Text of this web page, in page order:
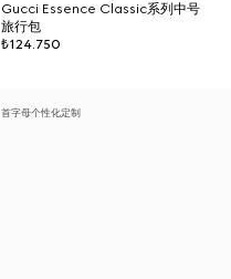
Gucci Essence Classic系列中号
旅行包
₺124.750
首字母个性化定制